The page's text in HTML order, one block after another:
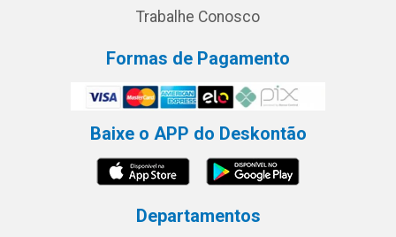
Trabalhe Conosco
Formas de Pagamento
Baixe o APP do Deskontão
Departamentos